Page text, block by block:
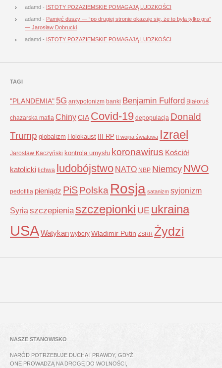
adamd - ISTOTY POZAZIEMSKIE POMAGAJĄ LUDZKOŚCI
adamd - Pamięć duszy — “po drugiej stronie okazuje się, że to była tylko gra”
— Jarosław Dobrucki
adamd - ISTOTY POZAZIEMSKIE POMAGAJĄ LUDZKOŚCI
TAGI
"PLANDEMIA" 5G antypolonizm banki Benjamin Fulford Białoruś
chazarska mafia ChinyCIA Covid-19 depopulacja Donald
Trump globalizm Holokaust III RP II wojna światowa Izrael
Jarosław Kaczyński kontrola umysłu koronawirus Kościół
katolicki lichwa ludobójstwo NATO NBP NiemcyNWO
pedofilia pieniądz PiSPolska Rosja satanizm syjonizm
Syria szczepienia szczepionki UE ukraina
USAWatykan wybory Władimir Putin ZSRR Żydzi
NASZE STANOWISKO
NARÓD POTRZEBUJE DUCHA I PRAWDY, GDYŻ
ONE PROWADZĄ NA DROGĘ DO WOLNOŚCI,